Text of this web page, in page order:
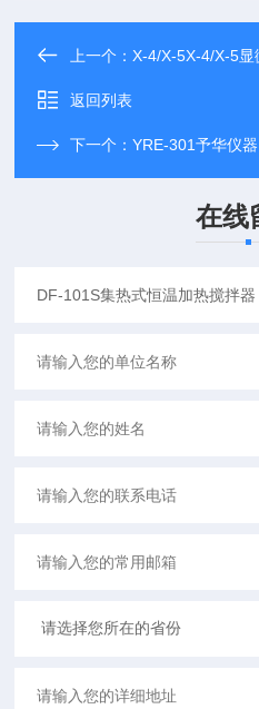
上一个：X-4/X-5X-4/X-5
返回列表
下一个：YRE-301予华仪
在线